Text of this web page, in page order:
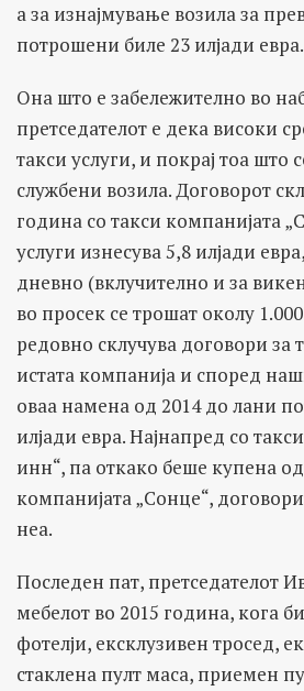
а за изнајмување возила за
потрошени биле 23 илјади евра.
Она што е забележително во
претседателот е дека високи
такси услуги, и покрај тоа што
службени возила. Договорот
година со такси компанијата
услуги изнесува 5,8 илјади
дневно (вклучително и за
во просек се трошат околу
редовно склучува договори за
истата компанија и според
оваа намена од 2014 до лани
илјади евра. Најнапред со
инн“, па откако беше купена
компанијата „Сонце“,
неа.
Последен пат, претседателот
мебелот во 2015 година, кога
фотелји, ексклузивен тросед,
стаклена пулт маса, приемен